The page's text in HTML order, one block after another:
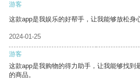
游客
这款app是我娱乐的好帮手，让我能够放松身
2024-01-25
游客
这款app是我购物的得力助手，让我能够找到
的商品。